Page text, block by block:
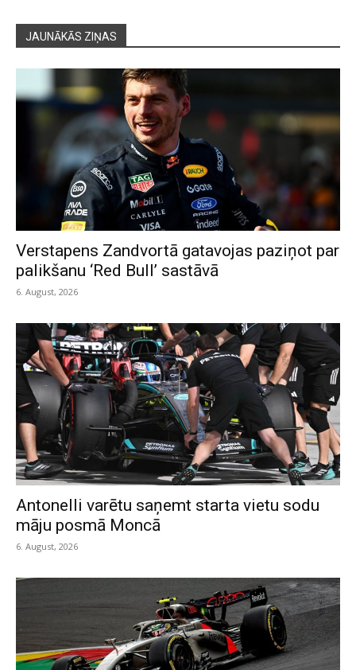
JAUNĀKĀS ZIŅAS
Verstapens Zandvortā gatavojas paziņot par
palikšanu ‘Red Bull’ sastāvā
6. August, 2026
Antonelli varētu saņemt starta vietu sodu
māju posmā Moncā
6. August, 2026